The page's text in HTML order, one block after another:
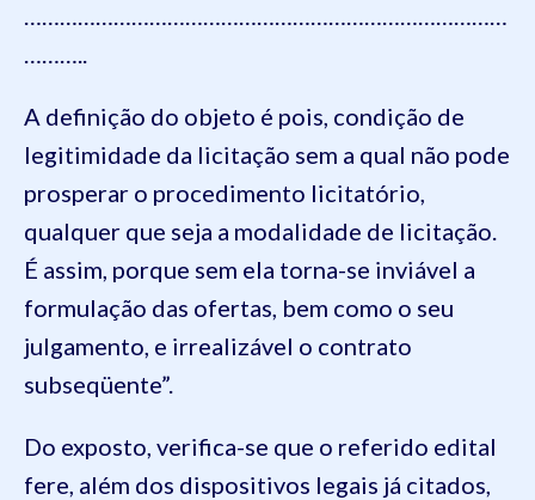
………………………………………………………………………
………..
A definição do objeto é pois, condição de
legitimidade da licitação sem a qual não pode
prosperar o procedimento licitatório,
qualquer que seja a modalidade de licitação.
É assim, porque sem ela torna-se inviável a
formulação das ofertas, bem como o seu
julgamento, e irrealizável o contrato
subseqüente”.
Do exposto, verifica-se que o referido edital
fere, além dos dispositivos legais já citados,